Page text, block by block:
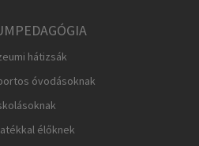
hátizsák
óvodásoknak
élőknek